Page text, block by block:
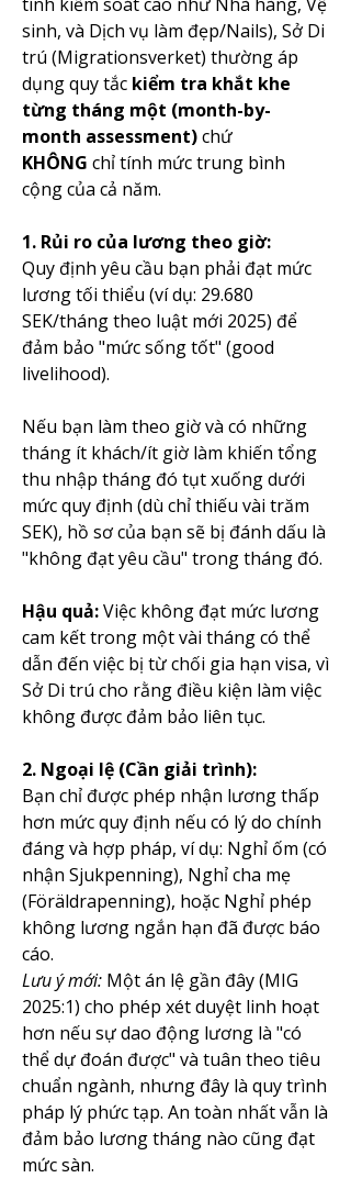
sinh, và Dịch vụ làm đẹp/Nails), Sở Di
trú (Migrationsverket) thường áp
dụng quy tắc kiểm tra khắt khe
từng tháng một (month-by-
month assessment)
KHÔNG chỉ tính mức trung bình
cộng của cả năm.
1. Rủi ro của lương theo giờ:
Quy định yêu cầu bạn phải đạt mức
lương tối thiểu (ví dụ: 29.680
SEK/tháng theo luật mới 2025) để
đảm bảo "mức sống tốt" (good
livelihood).
Nếu bạn làm theo giờ và có những
tháng ít khách/ít giờ làm khiến tổng
thu nhập tháng đó tụt xuống dưới
mức quy định (dù chỉ thiếu vài trăm
SEK), hồ sơ của bạn sẽ bị đánh dấu là
"không đạt yêu cầu" trong tháng đó.
Hậu quả: Việc không đạt mức lương
cam kết trong một vài tháng có thể
dẫn đến việc bị từ chối gia hạn visa, vì
Sở Di trú cho rằng điều kiện làm việc
không được đảm bảo liên tục.
2. Ngoại lệ (Cần giải trình):
Bạn chỉ được phép nhận lương thấp
hơn mức quy định nếu có lý do chính
đáng và hợp pháp, ví dụ: Nghỉ ốm (có
nhận Sjukpenning), Nghỉ cha mẹ
(Föräldrapenning), hoặc Nghỉ phép
không lương ngắn hạn đã được báo
cáo.
Lưu ý mới: Một án lệ gần đây (MIG
2025:1) cho phép xét duyệt linh hoạt
hơn nếu sự dao động lương là "có
thể dự đoán được" và tuân theo tiêu
chuẩn ngành, nhưng đây là quy trình
pháp lý phức tạp. An toàn nhất vẫn là
đảm bảo lương tháng nào cũng đạt
mức sàn.